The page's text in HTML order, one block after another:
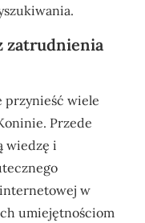
zatrudnienia
przynieść wiele
Przede
wiedzę i
w
umiejętnościom